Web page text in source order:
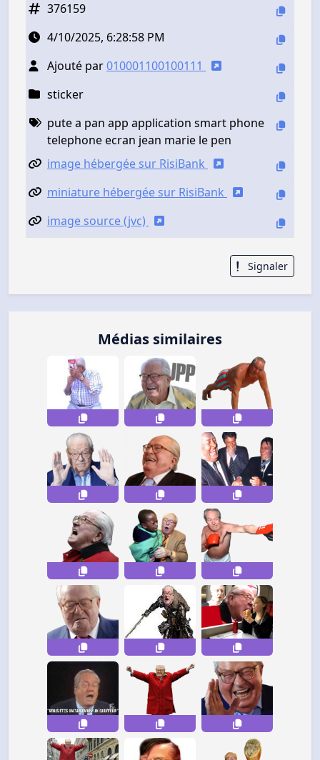
376159
4/10/2025, 6:28:58 PM
Ajouté par010001100100111
sticker
pute a pan app application smart phone
telephone ecran jean marie le pen
image hébergée sur RisiBank
miniature hébergée sur RisiBank
image source (jvc)
Signaler
Médias similaires